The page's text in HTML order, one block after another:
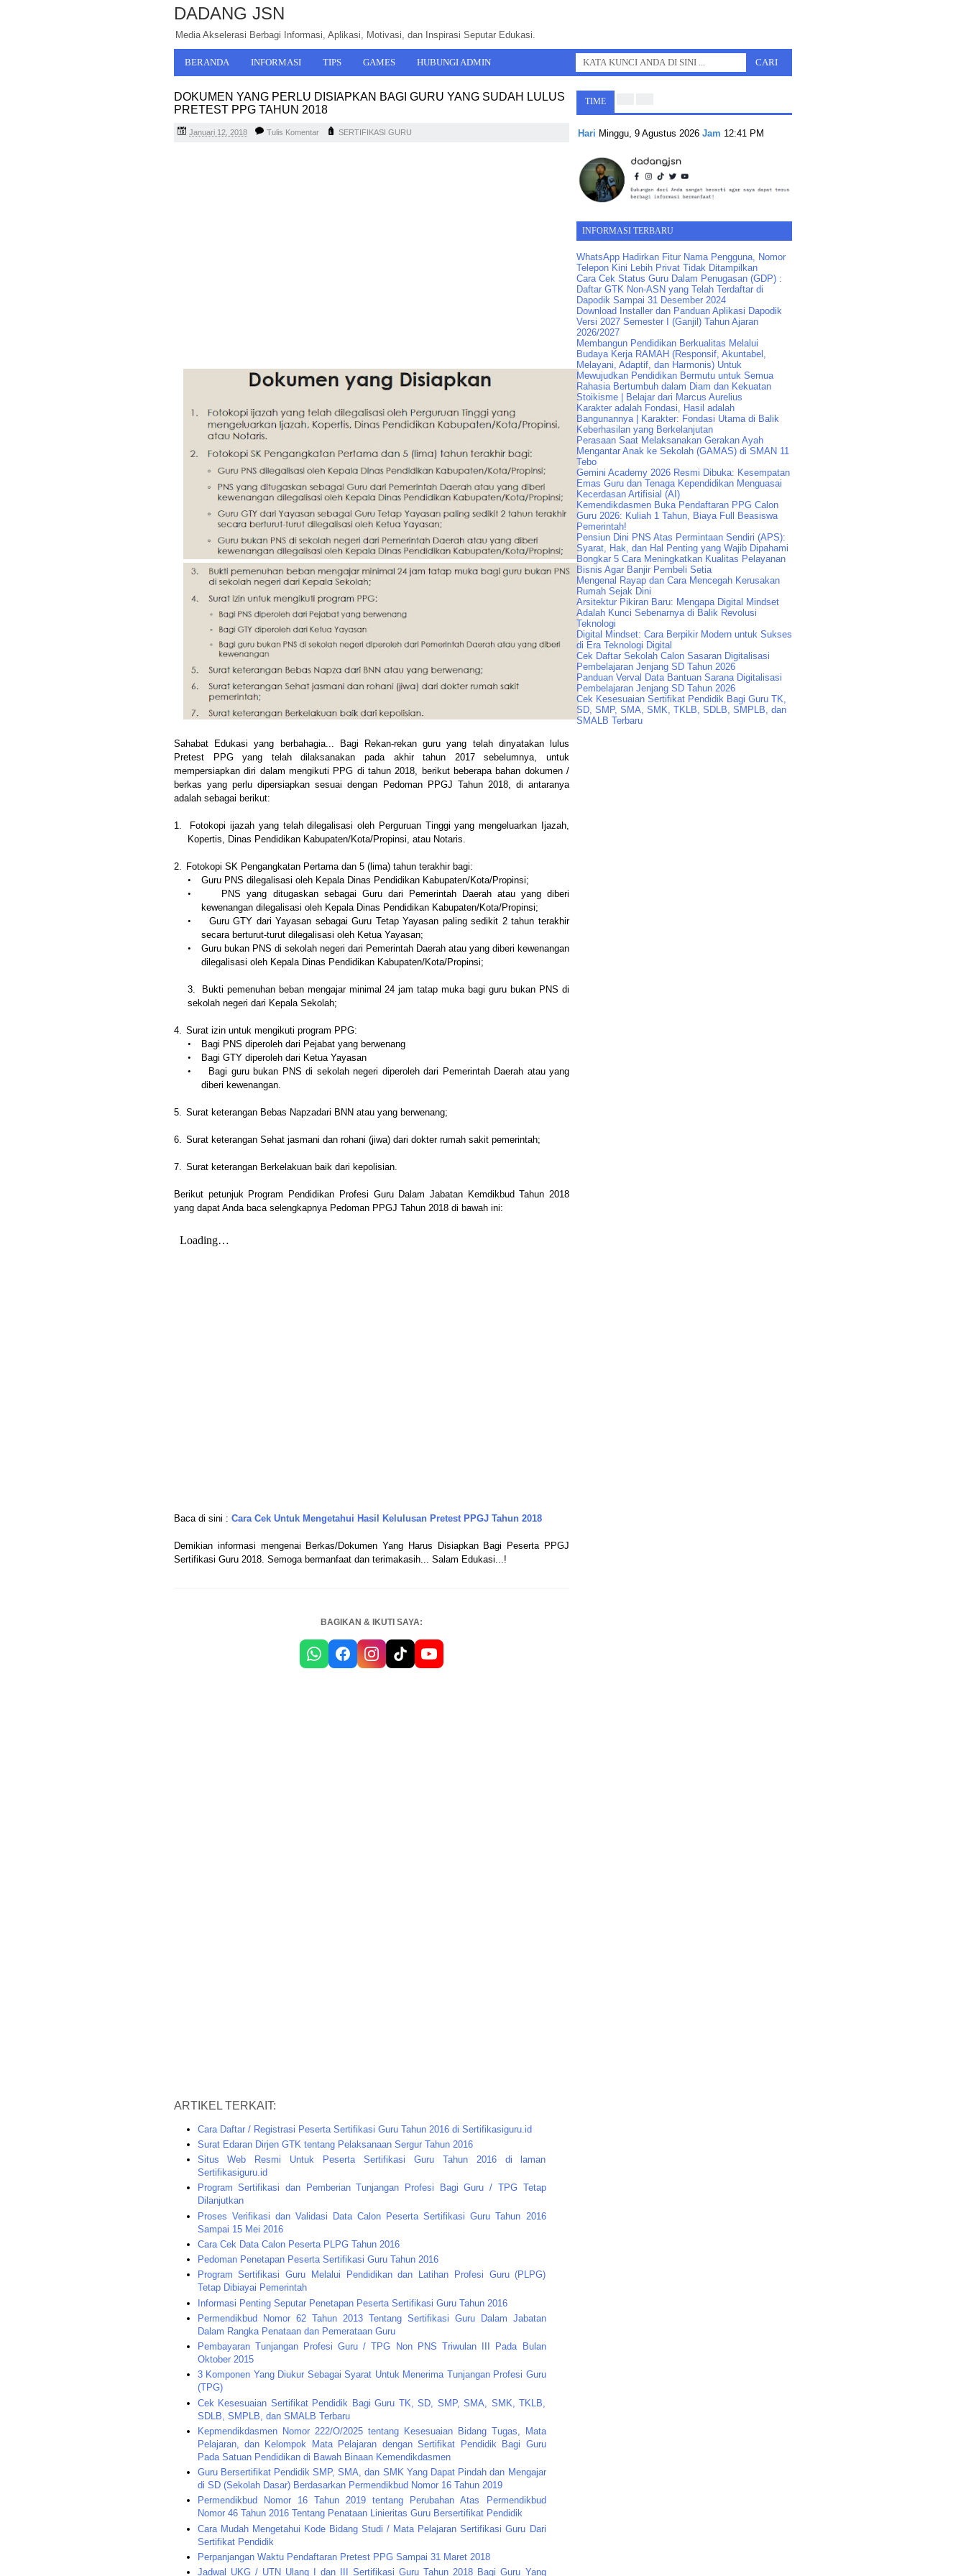
DADANG JSN
Media Akselerasi Berbagi Informasi, Aplikasi, Motivasi, dan Inspirasi Seputar Edukasi.
BERANDA INFORMASI TIPS GAMES HUBUNGI ADMIN
DOKUMEN YANG PERLU DISIAPKAN BAGI GURU YANG SUDAH LULUS
PRETEST PPG TAHUN 2018
Januari 12, 2018 Tulis Komentar SERTIFIKASI GURU
Sahabat Edukasi yang berbahagia... Bagi Rekan-rekan guru yang telah dinyatakan lulus
Pretest PPG yang telah dilaksanakan pada akhir tahun 2017 sebelumnya, untuk
mempersiapkan diri dalam mengikuti PPG di tahun 2018, berikut beberapa bahan dokumen /
berkas yang perlu dipersiapkan sesuai dengan Pedoman PPGJ Tahun 2018, di antaranya
adalah sebagai berikut:
1.
Fotokopi ijazah yang telah dilegalisasi oleh Perguruan Tinggi yang mengeluarkan Ijazah,
Kopertis, Dinas Pendidikan Kabupaten/Kota/Propinsi, atau Notaris.
2. Fotokopi SK Pengangkatan Pertama dan 5 (lima) tahun terakhir bagi:
•
Guru PNS dilegalisasi oleh Kepala Dinas Pendidikan Kabupaten/Kota/Propinsi;
•
PNS yang ditugaskan sebagai Guru dari Pemerintah Daerah atau yang diberi
kewenangan dilegalisasi oleh Kepala Dinas Pendidikan Kabupaten/Kota/Propinsi;
•
Guru GTY dari Yayasan sebagai Guru Tetap Yayasan paling sedikit 2 tahun terakhir
secara berturut-turut dilegalisasi oleh Ketua Yayasan;
•
Guru bukan PNS di sekolah negeri dari Pemerintah Daerah atau yang diberi kewenangan
dilegalisasi oleh Kepala Dinas Pendidikan Kabupaten/Kota/Propinsi;
3.
Bukti pemenuhan beban mengajar minimal 24 jam tatap muka bagi guru bukan PNS di
sekolah negeri dari Kepala Sekolah;
4. Surat izin untuk mengikuti program PPG:
•
Bagi PNS diperoleh dari Pejabat yang berwenang
•
Bagi GTY diperoleh dari Ketua Yayasan
•
Bagi guru bukan PNS di sekolah negeri diperoleh dari Pemerintah Daerah atau yang
diberi kewenangan.
5. Surat keterangan Bebas Napzadari BNN atau yang berwenang;
6. Surat keterangan Sehat jasmani dan rohani (jiwa) dari dokter rumah sakit pemerintah;
7. Surat keterangan Berkelakuan baik dari kepolisian.
Berikut petunjuk Program Pendidikan Profesi Guru Dalam Jabatan Kemdikbud Tahun 2018
yang dapat Anda baca selengkapnya Pedoman PPGJ Tahun 2018 di bawah ini:
Baca di sini : Cara Cek Untuk Mengetahui Hasil Kelulusan Pretest PPGJ Tahun 2018
Demikian informasi mengenai Berkas/Dokumen Yang Harus Disiapkan Bagi Peserta PPGJ
Sertifikasi Guru 2018. Semoga bermanfaat dan terimakasih... Salam Edukasi...!
BAGIKAN & IKUTI SAYA:
ARTIKEL TERKAIT:
Cara Daftar / Registrasi Peserta Sertifikasi Guru Tahun 2016 di Sertifikasiguru.id
Surat Edaran Dirjen GTK tentang Pelaksanaan Sergur Tahun 2016
Situs Web Resmi Untuk Peserta Sertifikasi Guru Tahun 2016 di laman
Sertifikasiguru.id
Program Sertifikasi dan Pemberian Tunjangan Profesi Bagi Guru / TPG Tetap
Dilanjutkan
Proses Verifikasi dan Validasi Data Calon Peserta Sertifikasi Guru Tahun 2016
Sampai 15 Mei 2016
Cara Cek Data Calon Peserta PLPG Tahun 2016
Pedoman Penetapan Peserta Sertifikasi Guru Tahun 2016
Program Sertifikasi Guru Melalui Pendidikan dan Latihan Profesi Guru (PLPG)
Tetap Dibiayai Pemerintah
Informasi Penting Seputar Penetapan Peserta Sertifikasi Guru Tahun 2016
Permendikbud Nomor 62 Tahun 2013 Tentang Sertifikasi Guru Dalam Jabatan
Dalam Rangka Penataan dan Pemerataan Guru
Pembayaran Tunjangan Profesi Guru / TPG Non PNS Triwulan III Pada Bulan
Oktober 2015
3 Komponen Yang Diukur Sebagai Syarat Untuk Menerima Tunjangan Profesi Guru
(TPG)
Cek Kesesuaian Sertifikat Pendidik Bagi Guru TK, SD, SMP, SMA, SMK, TKLB,
SDLB, SMPLB, dan SMALB Terbaru
Kepmendikdasmen Nomor 222/O/2025 tentang Kesesuaian Bidang Tugas, Mata
Pelajaran, dan Kelompok Mata Pelajaran dengan Sertifikat Pendidik Bagi Guru
Pada Satuan Pendidikan di Bawah Binaan Kemendikdasmen
Guru Bersertifikat Pendidik SMP, SMA, dan SMK Yang Dapat Pindah dan Mengajar
di SD (Sekolah Dasar) Berdasarkan Permendikbud Nomor 16 Tahun 2019
Permendikbud Nomor 16 Tahun 2019 tentang Perubahan Atas Permendikbud
Nomor 46 Tahun 2016 Tentang Penataan Linieritas Guru Bersertifikat Pendidik
Cara Mudah Mengetahui Kode Bidang Studi / Mata Pelajaran Sertifikasi Guru Dari
Sertifikat Pendidik
Perpanjangan Waktu Pendaftaran Pretest PPG Sampai 31 Maret 2018
Jadwal UKG / UTN Ulang I dan III Sertifikasi Guru Tahun 2018 Bagi Guru Yang
TIME
Hari Minggu, 9 Agustus 2026 Jam 12:41 PM
INFORMASI TERBARU
WhatsApp Hadirkan Fitur Nama Pengguna, Nomor
Telepon Kini Lebih Privat Tidak Ditampilkan
Cara Cek Status Guru Dalam Penugasan (GDP) :
Daftar GTK Non-ASN yang Telah Terdaftar di
Dapodik Sampai 31 Desember 2024
Download Installer dan Panduan Aplikasi Dapodik
Versi 2027 Semester I (Ganjil) Tahun Ajaran
2026/2027
Membangun Pendidikan Berkualitas Melalui
Budaya Kerja RAMAH (Responsif, Akuntabel,
Melayani, Adaptif, dan Harmonis) Untuk
Mewujudkan Pendidikan Bermutu untuk Semua
Rahasia Bertumbuh dalam Diam dan Kekuatan
Stoikisme | Belajar dari Marcus Aurelius
Karakter adalah Fondasi, Hasil adalah
Bangunannya | Karakter: Fondasi Utama di Balik
Keberhasilan yang Berkelanjutan
Perasaan Saat Melaksanakan Gerakan Ayah
Mengantar Anak ke Sekolah (GAMAS) di SMAN 11
Tebo
Gemini Academy 2026 Resmi Dibuka: Kesempatan
Emas Guru dan Tenaga Kependidikan Menguasai
Kecerdasan Artifisial (AI)
Kemendikdasmen Buka Pendaftaran PPG Calon
Guru 2026: Kuliah 1 Tahun, Biaya Full Beasiswa
Pemerintah!
Pensiun Dini PNS Atas Permintaan Sendiri (APS):
Syarat, Hak, dan Hal Penting yang Wajib Dipahami
Bongkar 5 Cara Meningkatkan Kualitas Pelayanan
Bisnis Agar Banjir Pembeli Setia
Mengenal Rayap dan Cara Mencegah Kerusakan
Rumah Sejak Dini
Arsitektur Pikiran Baru: Mengapa Digital Mindset
Adalah Kunci Sebenarnya di Balik Revolusi
Teknologi
Digital Mindset: Cara Berpikir Modern untuk Sukses
di Era Teknologi Digital
Cek Daftar Sekolah Calon Sasaran Digitalisasi
Pembelajaran Jenjang SD Tahun 2026
Panduan Verval Data Bantuan Sarana Digitalisasi
Pembelajaran Jenjang SD Tahun 2026
Cek Kesesuaian Sertifikat Pendidik Bagi Guru TK,
SD, SMP, SMA, SMK, TKLB, SDLB, SMPLB, dan
SMALB Terbaru